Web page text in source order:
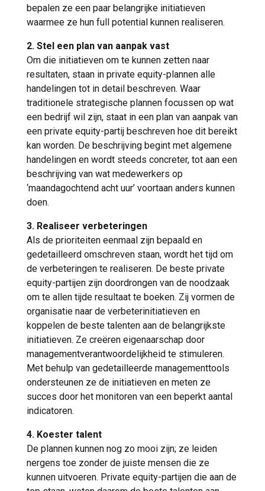
bepalen ze een paar belangrijke initiatieven
waarmee ze hun full potential kunnen realiseren.
2. Stel een plan van aanpak vast
Om die initiatieven om te kunnen zetten naar
resultaten, staan in private equity-plannen alle
handelingen tot in detail beschreven. Waar
traditionele strategische plannen focussen op wat
een bedrijf wil zijn, staat in een plan van aanpak van
een private equity-partij beschreven hoe dit bereikt
kan worden. De beschrijving begint met algemene
handelingen en wordt steeds concreter, tot aan een
beschrijving van wat medewerkers op
‘maandagochtend acht uur’ voortaan anders kunnen
doen.
3. Realiseer verbeteringen
Als de prioriteiten eenmaal zijn bepaald en
gedetailleerd omschreven staan, wordt het tijd om
de verbeteringen te realiseren. De beste private
equity-partijen zijn doordrongen van de noodzaak
om te allen tijde resultaat te boeken. Zij vormen de
organisatie naar de verbeterinitiatieven en
koppelen de beste talenten aan de belangrijkste
initiatieven. Ze creëren eigenaarschap door
managementverantwoordelijkheid te stimuleren.
Met behulp van gedetailleerde managementtools
ondersteunen ze de initiatieven en meten ze
succes door het monitoren van een beperkt aantal
indicatoren.
4. Koester talent
De plannen kunnen nog zo mooi zijn; ze leiden
nergens toe zonder de juiste mensen die ze
kunnen uitvoeren. Private equity-partijen die aan de